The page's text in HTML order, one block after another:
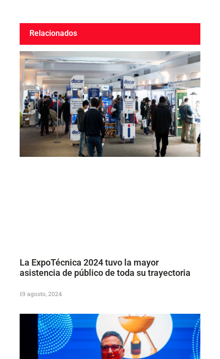
Relacionados
La ExpoTécnica 2024 tuvo la mayor
asistencia de público de toda su trayectoria
19 agosto, 2024